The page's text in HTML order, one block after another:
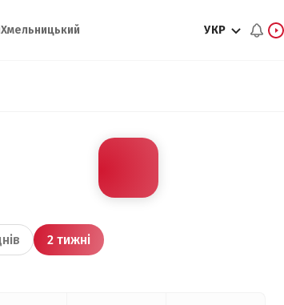
Хмельницький УКР
2 тижні